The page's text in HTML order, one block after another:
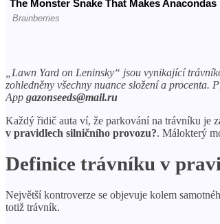
„Lawn Yard on Leninsky“ jsou vynikající
zohledněny všechny nuance složení a procenta.
App gazonseeds@mail.ru
Každý řidič auta ví, že parkování na trávníku je
v pravidlech silničního provozu?. Málokterý
Definice trávníku v
Největší kontroverze se objevuje kolem
totiž trávník.